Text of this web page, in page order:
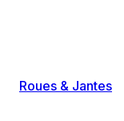
Roues & Jantes